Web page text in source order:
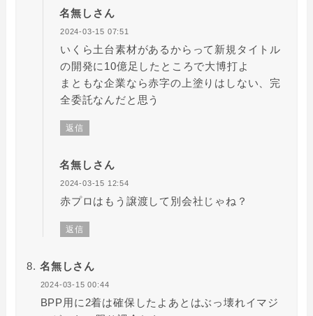
名無しさん
2024-03-15 07:51
いくら土台素材があるからって新規タイトル
の開発に10億足したところで大博打よ
まともな企業なら赤字の上塗りはしない、完
全委託なんだと思う
返信
名無しさん
2024-03-15 12:54
赤プロはもう譲渡して別会社じゃね？
返信
名無しさん
2024-03-15 00:44
BPP用に2着は確保したよあとはぶっ壊れイマジ